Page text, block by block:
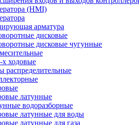
(HMI)
арматура
дисковые
дисковые чугунные
ходовые
распределительные
латунные
водоразборные
латунные для воды
латунные для газа